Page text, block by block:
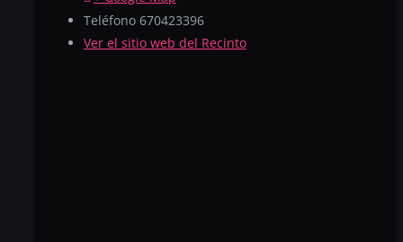
Teléfono 670423396
Ver el sitio web del Recinto